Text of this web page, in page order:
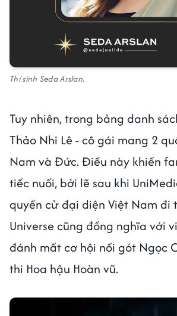
Thí sinh Seda Arslan.
Tuy nhiên, trong bảng danh
Thảo Nhi Lê - cô gái mang 2
Nam và Đức. Điều này khiến
tiếc nuối, bởi lẽ sau khi
quyền cử đại diện Việt Nam đi
Universe cũng đồng nghĩa với
đánh mất cơ hội nối gót Ngọc
thi Hoa hậu Hoàn vũ.